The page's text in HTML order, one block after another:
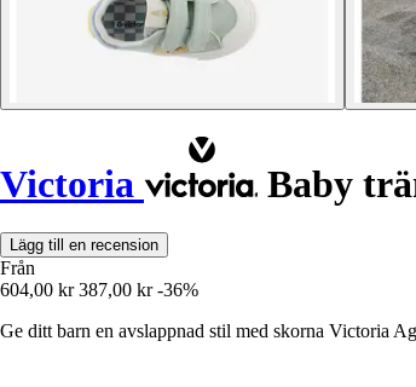
Victoria Baby
Lägg till en recension
Från
604,00 kr 387,00 kr -36%
Ge ditt barn en avslappnad stil med skorna Victoria